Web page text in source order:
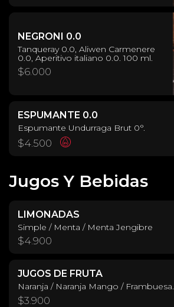
NEGRONI 0.0
Tanqueray 0.0, Aliwen Carmenere
0.0, Aperitivo italiano 0.0. 100 ml.
$6.000
ESPUMANTE 0.0
Espumante Undurraga Brut 0°.
$4.500
Jugos Y Bebidas
LIMONADAS
Simple / Menta / Menta Jengibre
$4.900
JUGOS DE FRUTA
Naranja / Naranja Mango / Frambuesa.
$3.900